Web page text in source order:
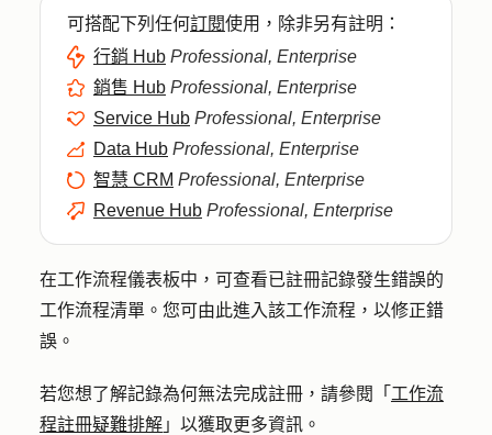
可搭配下列任何訂閱使用，除非另有註明：
行銷 Hub Professional, Enterprise
銷售 Hub Professional, Enterprise
Service Hub Professional, Enterprise
Data Hub Professional, Enterprise
智慧 CRM Professional, Enterprise
Revenue Hub Professional, Enterprise
在工作流程儀表板中，可查看已註冊記錄發生錯誤的
工作流程清單。您可由此進入該工作流程，以修正錯
誤。
若您想了解記錄為何無法完成註冊，請參閱「 工作流
程註冊疑難排解 」以獲取更多資訊。